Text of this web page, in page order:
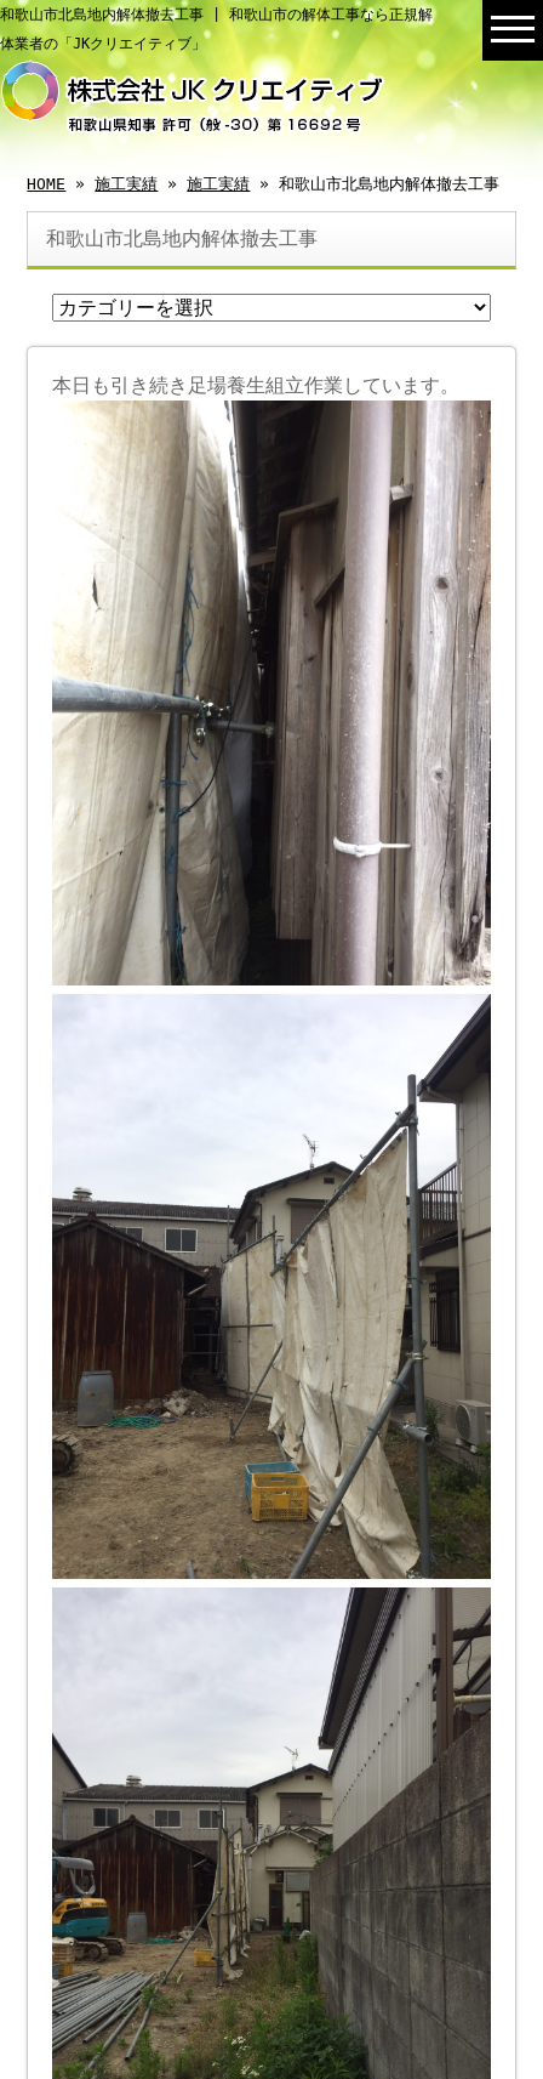
和歌山市北島地内解体撤去工事 | 和歌山市の解体工事なら正規解
体業者の「JKクリエイティブ」
HOME »施工実績 »施工実績 » 和歌山市北島地内解体撤去工事
和歌山市北島地内解体撤去工事
本日も引き続き足場養生組立作業しています。